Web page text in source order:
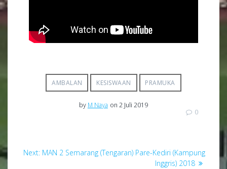
AMBALAN KESISWAAN PRAMUKA
by M Naya on 2 Juli 2019
0
Navigasi
Next: Next
MAN 2 Semarang (Tengaran) Pare-Kediri (Kampung
Inggris) 2018